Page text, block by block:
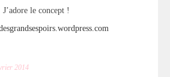
le concept !
2014